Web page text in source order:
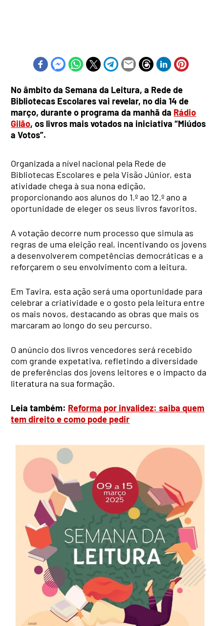
No âmbito da Semana da Leitura, a Rede de
Bibliotecas Escolares vai revelar, no dia 14 de
março, durante o programa da manhã da Rádio
Gilão, os livros mais votados na iniciativa “Miúdos
a Votos”.
Organizada a nível nacional pela Rede de
Bibliotecas Escolares e pela Visão Júnior, esta
atividade chega à sua nona edição,
proporcionando aos alunos do 1.º ao 12.º ano a
oportunidade de eleger os seus livros favoritos.
A votação decorre num processo que simula as
regras de uma eleição real, incentivando os jovens
a desenvolverem competências democráticas e a
reforçarem o seu envolvimento com a leitura.
Em Tavira, esta ação será uma oportunidade para
celebrar a criatividade e o gosto pela leitura entre
os mais novos, destacando as obras que mais os
marcaram ao longo do seu percurso.
O anúncio dos livros vencedores será recebido
com grande expetativa, refletindo a diversidade
de preferências dos jovens leitores e o impacto da
literatura na sua formação.
Leia também: Reforma por invalidez: saiba quem
tem direito e como pode pedir